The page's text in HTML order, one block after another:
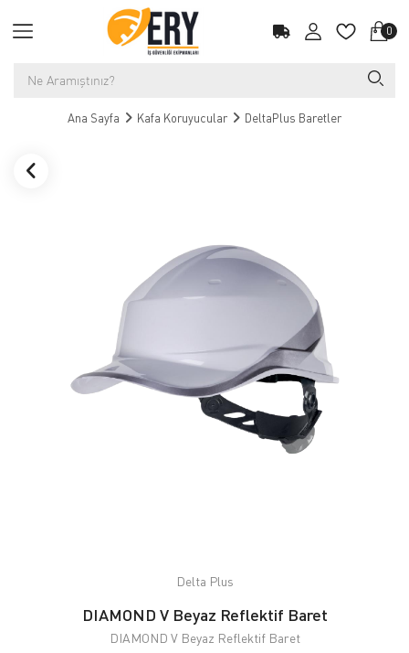
0
Ana Sayfa Kafa Koruyucular DeltaPlus Baretler
Delta Plus
DIAMOND V Beyaz Reflektif Baret
DIAMOND V Beyaz Reflektif Baret